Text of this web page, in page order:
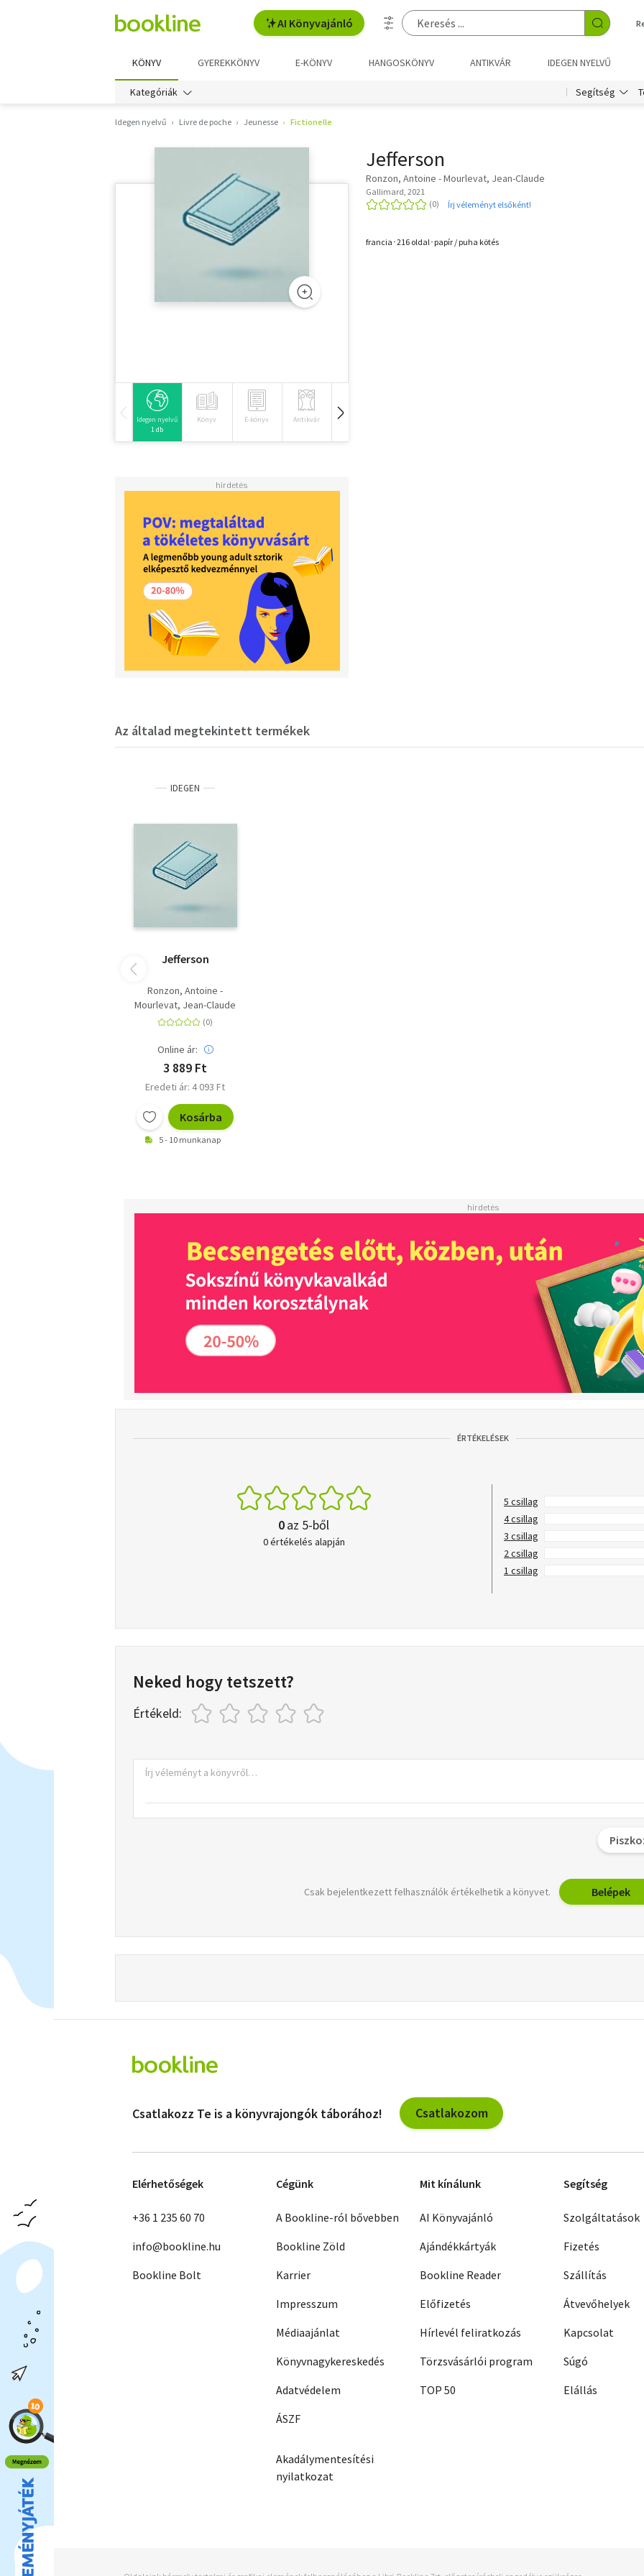
AI Könyvajánló
KÖNYV GYEREKKÖNYV E-KÖNYV HANGOSKÖNYV ANTIKVÁR IDEGEN NYELVŰ
Kategóriák Segítség
Idegen nyelvű Livre de poche Jeunesse Fictionelle
Idegen nyelvű
1 db
Könyv E-könyv Antikvár Hangoskönyv
Jefferson
Ronzon, Antoine - Mourlevat, Jean-Claude
Gallimard, 2021
Írj véleményt elsőként!
francia･216 oldal･papír / puha kötés
Az általad megtekintett termékek
IDEGEN
Jefferson
Ronzon, Antoine -
Mourlevat, Jean-Claude
Online ár:
3 889 Ft
Eredeti ár: 4 093 Ft
Kosárba
5 - 10 munkanap
ÉRTÉKELÉSEK
0az 5-ből
0 értékelés alapján
5 csillag
4 csillag
3 csillag
2 csillag
1 csillag
Neked hogy tetszett?
Értékeld:
Csak bejelentkezett felhasználók értékelhetik a könyvet. Belépek
Csatlakozz Te is a könyvrajongók táborához! Csatlakozom
Elérhetőségek
+36 1 235 60 70
info@bookline.hu
Bookline Bolt
Cégünk
A Bookline-ról bővebben
Bookline Zöld
Karrier
Impresszum
Médiaajánlat
Könyvnagykereskedés
Adatvédelem
ÁSZF
Akadálymentesítési
nyilatkozat
Mit kínálunk
AI Könyvajánló
Ajándékkártyák
Bookline Reader
Előfizetés
Hírlevél feliratkozás
Törzsvásárlói program
TOP 50
Segítség
Szolgáltatások
Fizetés
Szállítás
Átvevőhelyek
Kapcsolat
Súgó
Elállás